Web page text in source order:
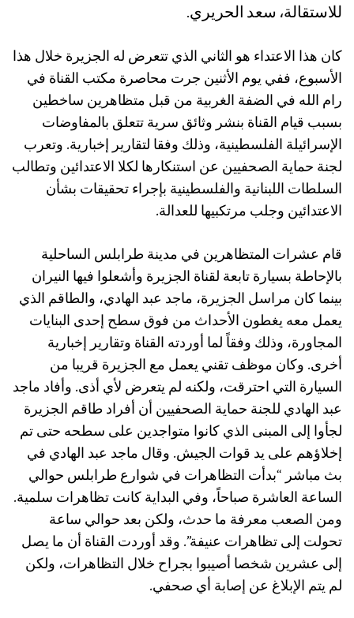
للاستقالة، سعد الحريري.
كان هذا الاعتداء هو الثاني الذي تتعرض له الجزيرة خلال هذا
الأسبوع، ففي يوم الأثنين جرت محاصرة مكتب القناة في
رام الله في الضفة الغربية من قبل متظاهرين ساخطين
بسبب قيام القناة بنشر وثائق سرية تتعلق بالمفاوضات
الإسرائيلة الفلسطينية، وذلك وفقا لتقارير إخبارية. وتعرب
لجنة حماية الصحفيين عن استنكارها لكلا الاعتدائين وتطالب
السلطات اللبنانية والفلسطينية بإجراء تحقيقات بشأن
الاعتدائين وجلب مرتكبيها للعدالة.
قام عشرات المتظاهرين في مدينة طرابلس الساحلية
بالإحاطة بسيارة تابعة لقناة الجزيرة وأشعلوا فيها النيران
بينما كان مراسل الجزيرة، ماجد عبد الهادي، والطاقم الذي
يعمل معه يغطون الأحداث من فوق سطح إحدى البنايات
المجاورة، وذلك وفقاً لما أوردته القناة وتقارير إخبارية
أخرى. وكان موظف تقني يعمل مع الجزيرة قريبا من
السيارة التي احترقت، ولكنه لم يتعرض لأي أذى. وأفاد ماجد
عبد الهادي للجنة حماية الصحفيين أن أفراد طاقم الجزيرة
لجأوا إلى المبنى الذي كانوا متواجدين على سطحه حتى تم
إخلاؤهم على يد قوات الجيش. وقال ماجد عبد الهادي في
بث مباشر “بدأت التظاهرات في شوارع طرابلس حوالي
الساعة العاشرة صباحاً، وفي البداية كانت تظاهرات سلمية.
ومن الصعب معرفة ما حدث، ولكن بعد حوالي ساعة
تحولت إلى تظاهرات عنيفة”. وقد أوردت القناة أن ما يصل
إلى عشرين شخصا أصيبوا بجراح خلال التظاهرات، ولكن
لم يتم الإبلاغ عن إصابة أي صحفي.